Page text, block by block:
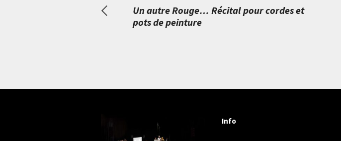
Un autre Rouge… Récital pour cordes et
pots de peinture
Info